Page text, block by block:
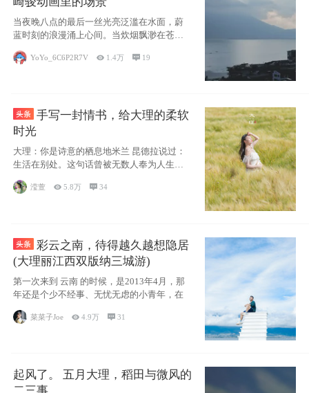
当夜晚八点的最后一丝光亮泛滥在水面，蔚
蓝时刻的浪漫涌上心间。当炊烟飘渺在苍山
YoYo_6C6P2R7V  1.4万  19
手写一封情书，给大理的柔软
时光
大理：你是诗意的栖息地米兰 昆德拉说过：
生活在别处。这句话曾被无数人奉为人生信
条，并
滢萱 5.8万 34
彩云之南，待得越久越想隐居
(大理丽江西双版纳三城游)
第一次来到 云南 的时候，是2013年4月，那
年还是个少不经事、无忧无虑的小青年，在
菜菜子Joe 4.9万  31
起风了。 五月大理，稻田与微风的